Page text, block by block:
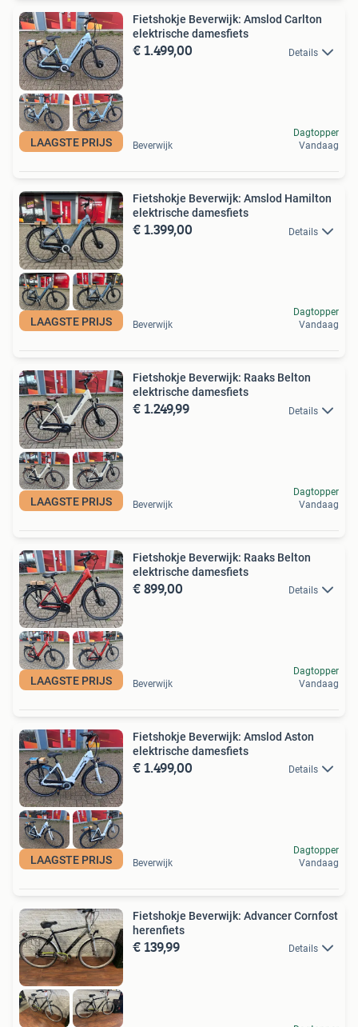
LAAGSTE PRIJS
Fietshokje Beverwijk: Amslod Carlton
elektrische damesfiets
€ 1.499,00 Details
Beverwijk
Dagtopper
Vandaag
LAAGSTE PRIJS
Fietshokje Beverwijk: Amslod Hamilton
elektrische damesfiets
€ 1.399,00 Details
Beverwijk
Dagtopper
Vandaag
LAAGSTE PRIJS
Fietshokje Beverwijk: Raaks Belton
elektrische damesfiets
€ 1.249,99 Details
Beverwijk
Dagtopper
Vandaag
LAAGSTE PRIJS
Fietshokje Beverwijk: Raaks Belton
elektrische damesfiets
€ 899,00 Details
Beverwijk
Dagtopper
Vandaag
LAAGSTE PRIJS
Fietshokje Beverwijk: Amslod Aston
elektrische damesfiets
€ 1.499,00 Details
Beverwijk
Dagtopper
Vandaag
Fietshokje Beverwijk: Advancer Cornfost
herenfiets
€ 139,99 Details